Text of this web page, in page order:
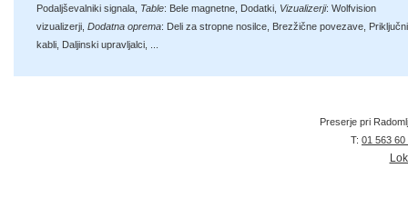
Podaljševalniki signala Table: Bele magnetne Dodatki Vizualizerji: Wolfvision
vizualizerji Dodatna oprema: Deli za stropne nosilce Brezžične povezave Priključni
kabli Daljinski upravljalci
Preserje pri
T: 01 563 60